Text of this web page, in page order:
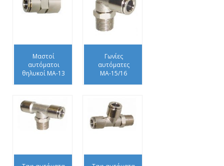
Μαστοί
αυτόματοι
θηλυκοί ΜΑ-13
Γωνίες
αυτόματες
ΜΑ-15/16